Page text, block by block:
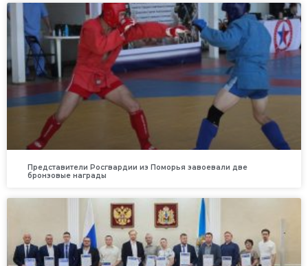
Представители Росгвардии из Поморья завоевали две
бронзовые награды